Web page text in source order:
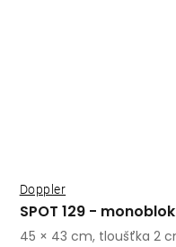
SPOT 129 -
Doppler
45 × 43 cm, tloušťka 2